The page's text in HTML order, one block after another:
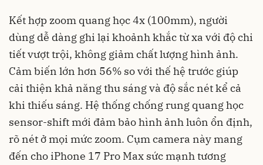
Kết hợp zoom quang học 4x (100mm), người
dùng dễ dàng ghi lại khoảnh khắc từ xa với độ chi
tiết vượt trội, không giảm chất lượng hình ảnh.
Cảm biến lớn hơn 56% so với thế hệ trước giúp
cải thiện khả năng thu sáng và độ sắc nét kể cả
khi thiếu sáng. Hệ thống chống rung quang học
sensor-shift mới đảm bảo hình ảnh luôn ổn định,
rõ nét ở mọi mức zoom. Cụm camera này mang
đến cho iPhone 17 Pro Max sức mạnh tương